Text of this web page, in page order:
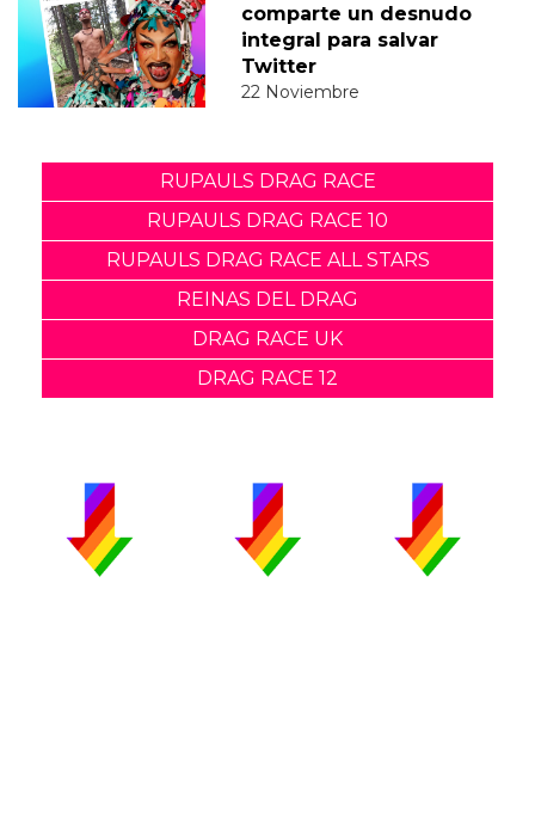
comparte un desnudo
integral para salvar
Twitter
22 Noviembre
RUPAULS DRAG RACE
RUPAULS DRAG RACE 10
RUPAULS DRAG RACE ALL STARS
REINAS DEL DRAG
DRAG RACE UK
DRAG RACE 12